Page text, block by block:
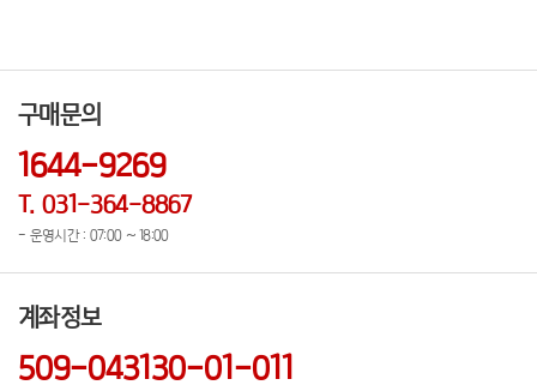
구매문의
1644-9269
T. 031-364-8867
- 운영시간 : 07:00 ~ 18:00
계좌정보
509-043130-01-011